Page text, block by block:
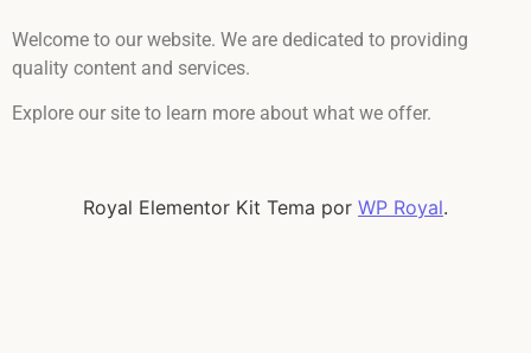
Welcome to our website. We are dedicated to providing
quality content and services.
Explore our site to learn more about what we offer.
Royal Elementor Kit Tema por WP Royal.